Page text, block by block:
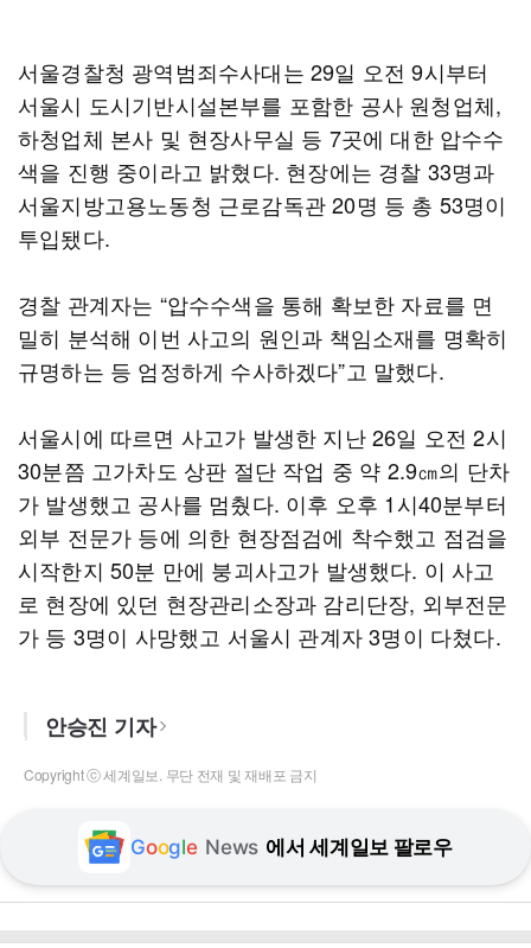
서울경찰청 광역범죄수사대는 29일 오전 9시부터
서울시 도시기반시설본부를 포함한 공사 원청업체,
하청업체 본사 및 현장사무실 등 7곳에 대한 압수수
색을 진행 중이라고 밝혔다. 현장에는 경찰 33명과
서울지방고용노동청 근로감독관 20명 등 총 53명이
투입됐다.
경찰 관계자는 “압수수색을 통해 확보한 자료를 면
밀히 분석해 이번 사고의 원인과 책임소재를 명확히
규명하는 등 엄정하게 수사하겠다”고 말했다.
서울시에 따르면 사고가 발생한 지난 26일 오전 2시
30분쯤 고가차도 상판 절단 작업 중 약 2.9㎝의 단차
가 발생했고 공사를 멈췄다. 이후 오후 1시40분부터
외부 전문가 등에 의한 현장점검에 착수했고 점검을
시작한지 50분 만에 붕괴사고가 발생했다. 이 사고
로 현장에 있던 현장관리소장과 감리단장, 외부전문
가 등 3명이 사망했고 서울시 관계자 3명이 다쳤다.
안승진 기자
Copyright ⓒ 세계일보. 무단 전재 및 재배포 금지
Google News 에서 세계일보 팔로우